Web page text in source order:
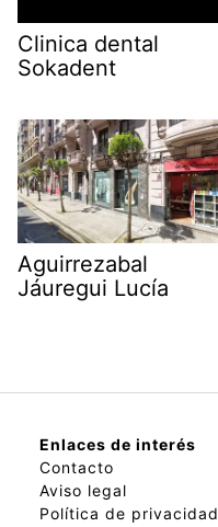
Clinica dental
Sokadent
Aguirrezabal
Jáuregui Lucía
Enlaces de interés
Contacto
Aviso legal
Política de privacidad